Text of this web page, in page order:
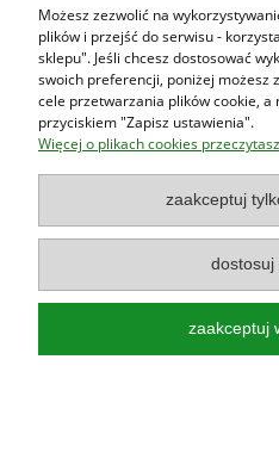
O
Księgarnia Las Książek
53 (p. 2, lok. 212)| 00-697
jest czynna od
-
Najlepsze książki o
Możesz zezwolić na
plików i przejść do serwisu -
sklepu". Jeśli chcesz dostosować
swoich preferencji, poniżej możesz
cele przetwarzania plików cookie,
przyciskiem "Zapisz ustawienia".
Więcej o plikach cookies
zaakceptuj
dostosuj
zaakceptuj